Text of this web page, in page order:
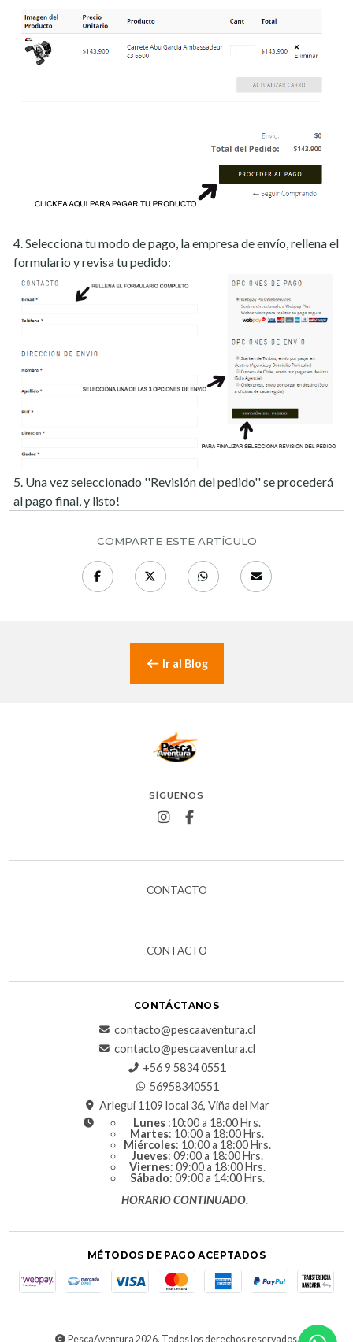
4. Selecciona tu modo de pago, la empresa de envío, rellena el
formulario y revisa tu pedido:
5. Una vez seleccionado ''Revisión del pedido'' se procederá
al pago final, y listo!
COMPARTE ESTE ARTÍCULO
Ir al Blog
SÍGUENOS
CONTACTO
CONTACTO
CONTÁCTANOS
contacto@pescaaventura.cl
contacto@pescaaventura.cl
+56 9 5834 0551
56958340551
Arlegui 1109 local 36, Viña del Mar
Lunes :10:00 a 18:00 Hrs.
Martes: 10:00 a 18:00 Hrs.
Miércoles: 10:00 a 18:00 Hrs.
Jueves: 09:00 a 18:00 Hrs.
Viernes: 09:00 a 18:00 Hrs.
Sábado: 09:00 a 14:00 Hrs.
HORARIO CONTINUADO.
MÉTODOS DE PAGO ACEPTADOS
PescaAventura 2026. Todos los derechos reservados.